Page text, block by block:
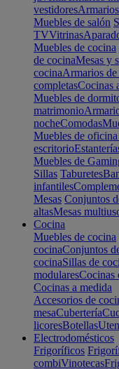
vestidores
Muebles de salón
TVVitrinas
Muebles de cocina
de cocinaMesas y
cocinaArmarios de
completasCocinas
Muebles de
matrimonio
nocheComodas
Muebles de
escritorio
Muebles de
Sillas Taburetes
infantiles
Mesas Conjuntos
altasMesas
Cocina
Muebles de cocina
cocinaConjuntos
cocinaSillas de
modularesCocinas
Cocinas a medida
Accesorios de
mesaCubertería
licoresBotellas
Electrodomésticos
Frigoríficos
combiVinotecas